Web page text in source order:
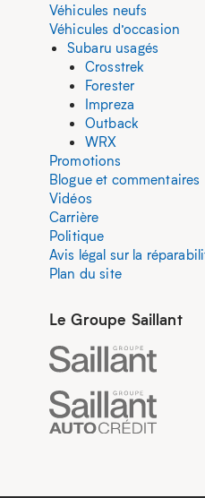
Véhicules neufs
Véhicules d’occasion
Subaru usagés
Crosstrek
Forester
Impreza
Outback
WRX
Promotions
Blogue et commentaires
Vidéos
Carrière
Politique
Avis légal sur la
Plan du site
Le Groupe Saillant